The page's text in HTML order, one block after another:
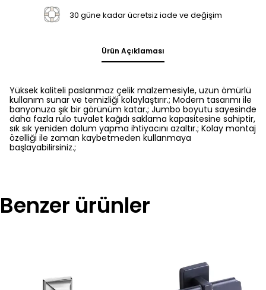
30 güne kadar ücretsiz iade ve değişim
Ürün Açıklaması
Yüksek kaliteli paslanmaz çelik malzemesiyle, uzun ömürlü
kullanım sunar ve temizliği kolaylaştırır.; Modern tasarımı ile
banyonuza şık bir görünüm katar.; Jumbo boyutu sayesinde
daha fazla rulo tuvalet kağıdı saklama kapasitesine sahiptir,
sık sık yeniden dolum yapma ihtiyacını azaltır.; Kolay montaj
özelliği ile zaman kaybetmeden kullanmaya
başlayabilirsiniz.;
Benzer ürünler